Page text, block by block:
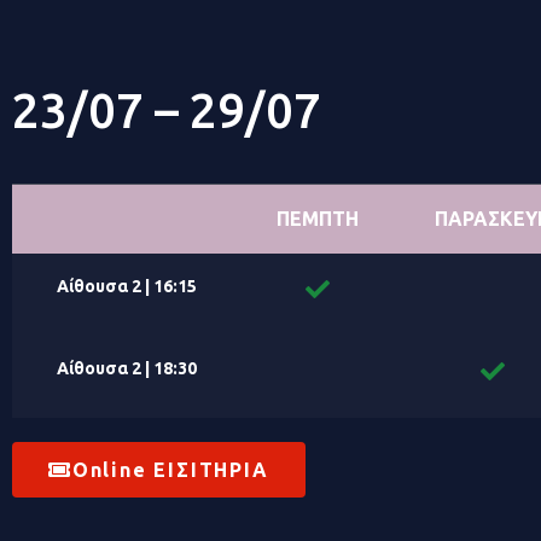
23/07 – 29/07
ΠΕΜΠΤΗ
Αίθουσα 2 | 16:15
Αίθουσα 2 | 18:30
Online ΕΙΣΙΤΗΡΙΑ